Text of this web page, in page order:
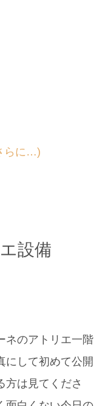
らに…)
設備
ネのアトリエ一階
にして初めて公開
方は見てくださ